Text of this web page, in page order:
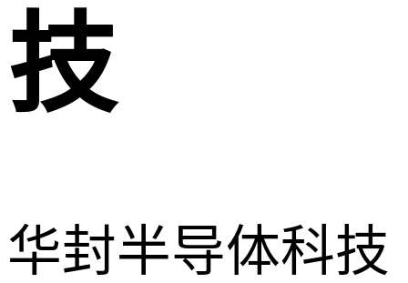
技
华封半导体科技